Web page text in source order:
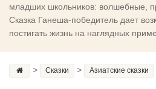
младших школьников: волшебные,
Сказка Ганеша-победитель дает
постигать жизнь на наглядных
> Сказки > Азиатские сказки